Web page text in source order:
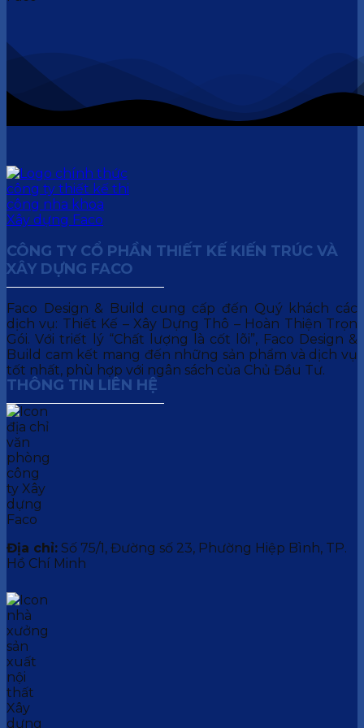
CÔNG TY CỔ PHẦN THIẾT KẾ KIẾN TRÚC VÀ
XÂY DỰNG FACO
Faco Design & Build cung cấp đến Quý khách các
dịch vụ: Thiết Kế – Xây Dựng Thô – Hoàn Thiện Trọn
Gói. Với triết lý “Chất lượng là cốt lõi”, Faco Design &
Build cam kết mang đến những sản phẩm và dịch vụ
tốt nhất, phù hợp với ngân sách của Chủ Đầu Tư.
THÔNG TIN LIÊN HỆ
Địa chỉ: Số 75/1, Đường số 23, Phường Hiệp Bình, TP.
Hồ Chí Minh